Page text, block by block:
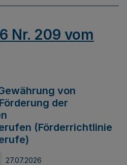
Nr. 209 vom
von
der
(Förderrichtlinie
27.07.2026